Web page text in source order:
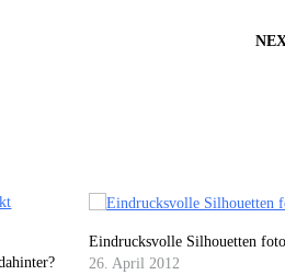
Eindrucksvolle Silhouetten
26. April 2012